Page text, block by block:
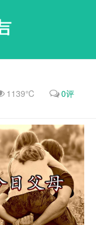
1139℃
0评